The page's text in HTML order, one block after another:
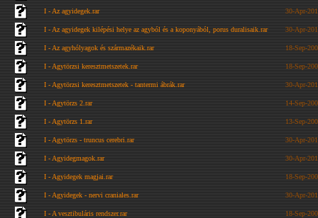
I - Az agyidegek.rar 30-Apr-
I - Az agyidegek kilépési helye az agyból és a koponyából, porus duralisaik.rar 30-Apr-
I - Az agyhólyagok és származékaik.rar 18-Sep-
I - Agytörzsi keresztmetszetek.rar 18-Sep-
I - Agytörzsi keresztmetszetek - tantermi ábrák.rar 30-Apr-
I - Agytörzs 2.rar 14-Sep-
I - Agytörzs 1.rar 13-Sep-
I - Agytörzs - truncus cerebri.rar 30-Apr-
I - Agyidegmagok.rar 30-Apr-
I - Agyidegek magjai.rar 18-Sep-
I - Agyidegek - nervi craniales.rar 30-Apr-
I - A vesztibuláris rendszer.rar 18-Sep-